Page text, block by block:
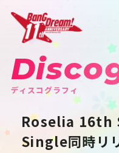
Home
Live•Event
Artist
ディスコグラフィ
Roselia 16th
Single同時リ